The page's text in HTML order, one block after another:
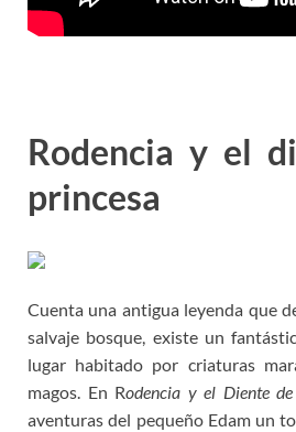
Rodencia y el
princesa
Cuenta una antigua leyenda que
salvaje bosque, existe un
lugar habitado por criaturas
magos. En Rodencia y el Diente
aventuras del pequeño Edam un